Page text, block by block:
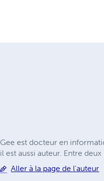
Gee est docteur en
il est aussi auteur. Entre
Aller à la page de l'auteur